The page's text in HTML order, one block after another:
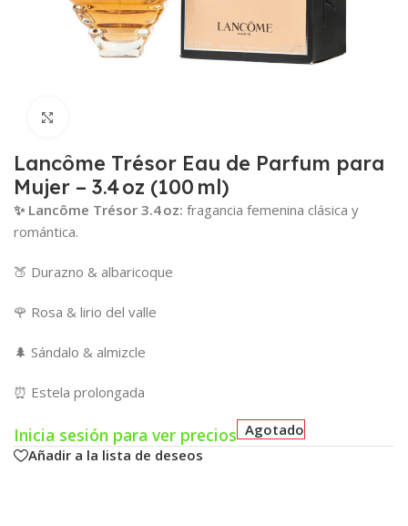
Lancôme Trésor Eau de Parfum para
Mujer – 3.4 oz (100 ml)
✨ Lancôme Trésor 3.4 oz: fragancia femenina clásica y
romántica.
🍑 Durazno & albaricoque
🌹 Rosa & lirio del valle
🌲 Sándalo & almizcle
⏰ Estela prolongada
Inicia sesión para ver precios Agotado
Añadir a la lista de deseos